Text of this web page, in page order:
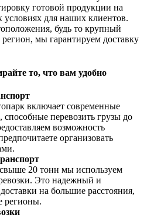
готовой продукции на
для наших клиентов.
будь то крупный
мы гарантируем доставку
то, что вам удобно
включает современные
способные перевозить грузы до
возможность
организовать
20 тонн мы используем
Это надежный и
на большие расстояния,
регионы.